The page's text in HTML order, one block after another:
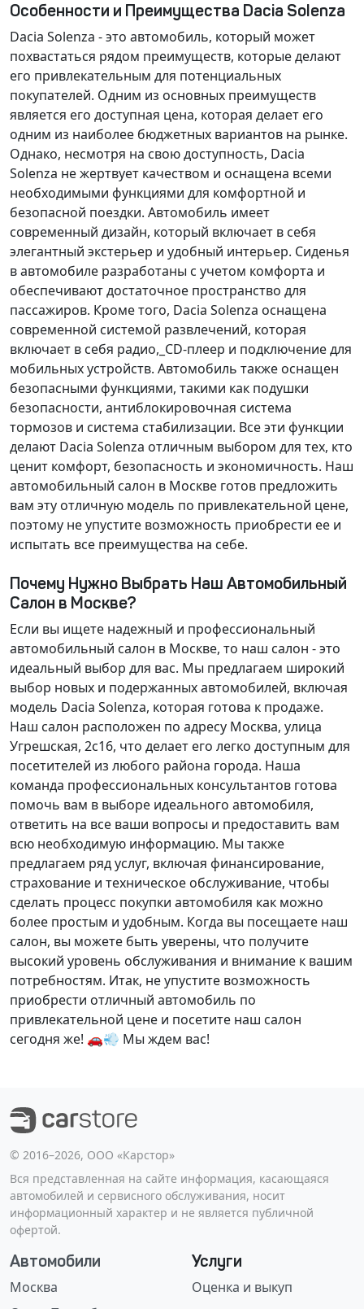
Особенности и Преимущества Dacia Solenza
Dacia Solenza - это автомобиль, который может
похвастаться рядом преимуществ, которые делают
его привлекательным для потенциальных
покупателей. Одним из основных преимуществ
является его доступная цена, которая делает его
одним из наиболее бюджетных вариантов на рынке.
Однако, несмотря на свою доступность, Dacia
Solenza не жертвует качеством и оснащена всеми
необходимыми функциями для комфортной и
безопасной поездки. Автомобиль имеет
современный дизайн, который включает в себя
элегантный экстерьер и удобный интерьер. Сиденья
в автомобиле разработаны с учетом комфорта и
обеспечивают достаточное пространство для
пассажиров. Кроме того, Dacia Solenza оснащена
современной системой развлечений, которая
включает в себя радио,_CD-плеер и подключение для
мобильных устройств. Автомобиль также оснащен
безопасными функциями, такими как подушки
безопасности, антиблокировочная система
тормозов и система стабилизации. Все эти функции
делают Dacia Solenza отличным выбором для тех, кто
ценит комфорт, безопасность и экономичность. Наш
автомобильный салон в Москве готов предложить
вам эту отличную модель по привлекательной цене,
поэтому не упустите возможность приобрести ее и
испытать все преимущества на себе.
Почему Нужно Выбрать Наш Автомобильный
Салон в Москве?
Если вы ищете надежный и профессиональный
автомобильный салон в Москве, то наш салон - это
идеальный выбор для вас. Мы предлагаем широкий
выбор новых и подержанных автомобилей, включая
модель Dacia Solenza, которая готова к продаже.
Наш салон расположен по адресу Москва, улица
Угрешская, 2с16, что делает его легко доступным для
посетителей из любого района города. Наша
команда профессиональных консультантов готова
помочь вам в выборе идеального автомобиля,
ответить на все ваши вопросы и предоставить вам
всю необходимую информацию. Мы также
предлагаем ряд услуг, включая финансирование,
страхование и техническое обслуживание, чтобы
сделать процесс покупки автомобиля как можно
более простым и удобным. Когда вы посещаете наш
салон, вы можете быть уверены, что получите
высокий уровень обслуживания и внимание к вашим
потребностям. Итак, не упустите возможность
приобрести отличный автомобиль по
привлекательной цене и посетите наш салон
сегодня же! 🚗💨 Мы ждем вас!
©️ 2016–2026, ООО «Карстор»
Вся представленная на сайте информация, касающаяся
автомобилей и сервисного обслуживания, носит
информационный характер и не является публичной
офертой.
Автомобили
Москва
Услуги
Оценка и выкуп